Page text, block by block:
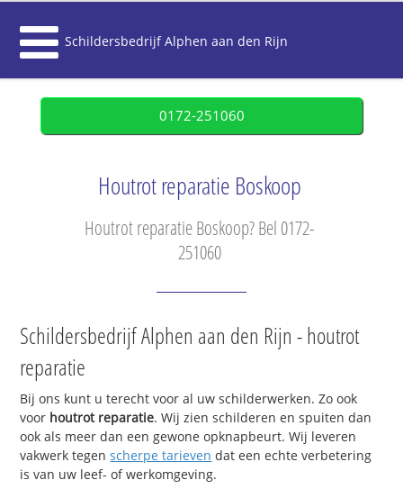
Schildersbedrijf Alphen aan den Rijn
0172-251060
Houtrot reparatie Boskoop
Houtrot reparatie Boskoop? Bel 0172-
251060
Schildersbedrijf Alphen aan den Rijn - houtrot
reparatie
Bij ons kunt u terecht voor al uw schilderwerken. Zo ook
voor houtrot reparatie. Wij zien schilderen en spuiten dan
ook als meer dan een gewone opknapbeurt. Wij leveren
vakwerk tegenscherpe tarieven dat een echte verbetering
is van uw leef- of werkomgeving.